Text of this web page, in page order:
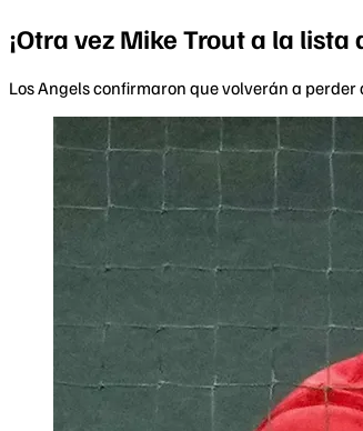
¡Otra vez Mike Trout a la lista
Los Angels confirmaron que volverán a